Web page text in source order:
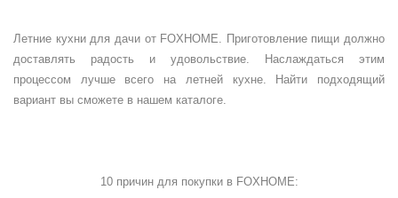
Летние кухни для дачи от FOXHOME. Приготовление пищи должно
доставлять радость и удовольствие. Наслаждаться этим
процессом лучше всего на летней кухне. Найти подходящий
вариант вы сможете в нашем каталоге.
10 причин для покупки в FOXHOME: